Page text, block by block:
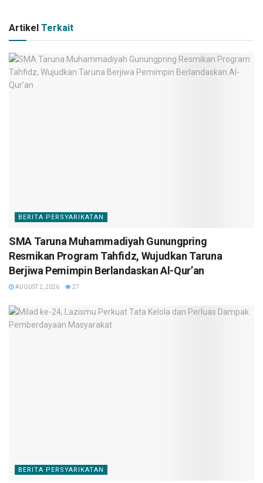
Artikel Terkait
BERITA PERSYARIKATAN
SMA Taruna Muhammadiyah Gunungpring
Resmikan Program Tahfidz, Wujudkan Taruna
Berjiwa Pemimpin Berlandaskan Al-Qur’an
AUGUST 2, 2026 27
BERITA PERSYARIKATAN